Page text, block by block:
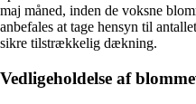
maj måned, inden de voksne
anbefales at tage hensyn til
sikre tilstrækkelig dækning.
Vedligeholdelse af